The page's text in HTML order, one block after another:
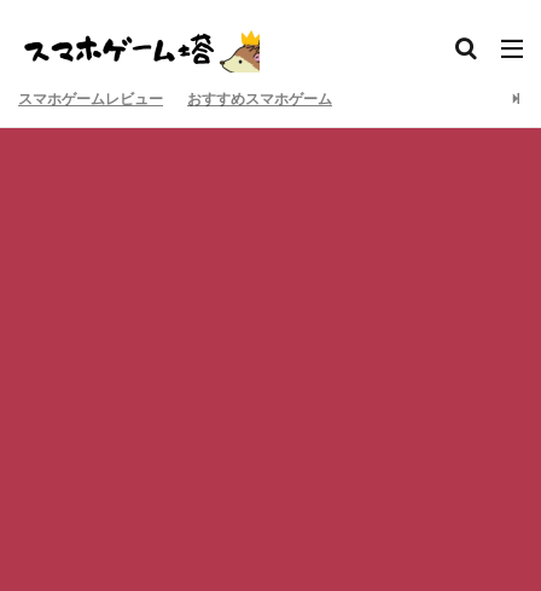
スマホゲームレビュー おすすめスマホゲーム